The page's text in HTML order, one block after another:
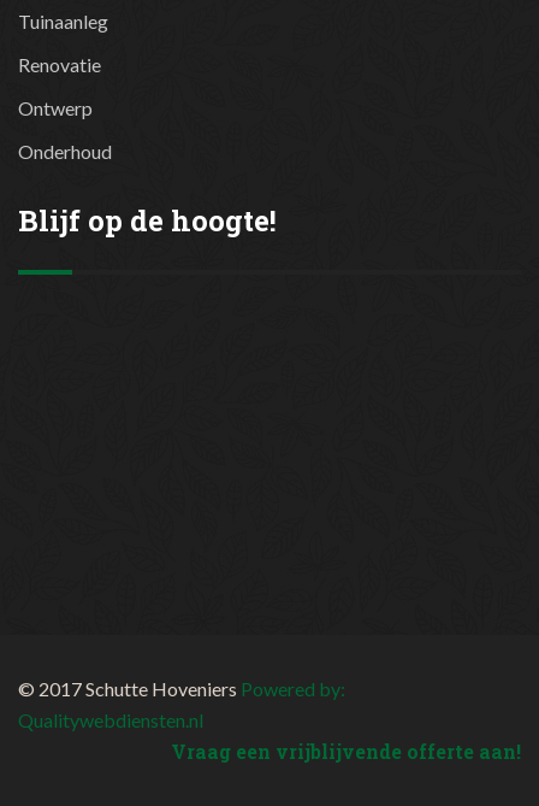
Tuinaanleg
Renovatie
Ontwerp
Onderhoud
Blijf op de hoogte!
© 2017 Schutte Hoveniers Powered by:
Qualitywebdiensten.nl
Vraag een vrijblijvende offerte aan!